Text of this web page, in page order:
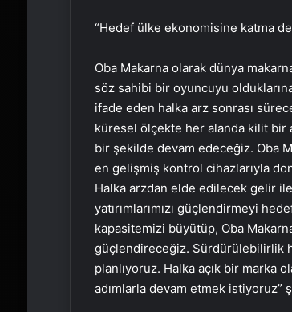
“Hedef ülke ekonomisine katma
Oba Makarna olarak dünya
söz sahibi bir oyuncuyu
ifade eden halka arz sonrası
küresel ölçekte her alanda kilit bir
bir şekilde devam edeceğiz. Oba
en gelişmiş kontrol cihazlarıyla
Halka arzdan elde edilecek gelir
yatırımlarımızı güçlendirmeyi
kapasitemizi büyütüp, Oba
güçlendireceğiz. Sürdürülebilirlik
planlıyoruz. Halka açık bir marka
adımlarla devam etmek istiyoruz”